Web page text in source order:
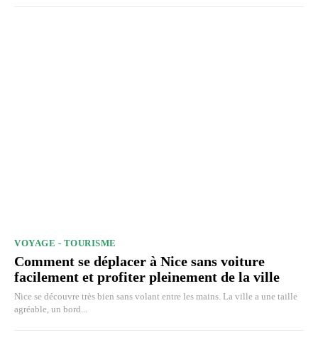
VOYAGE - TOURISME
Comment se déplacer à Nice sans voiture
facilement et profiter pleinement de la ville
Nice se découvre très bien sans volant entre les mains. La ville a une taille
agréable, un bord...